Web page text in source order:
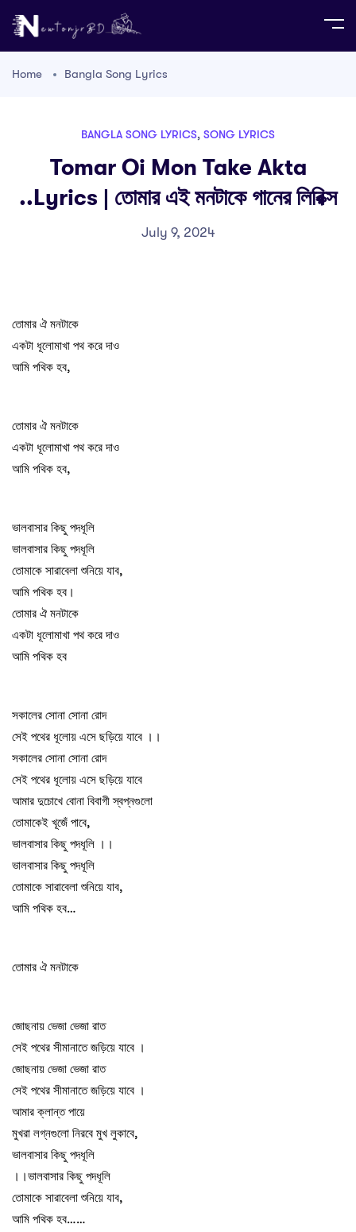
Home Bangla Song Lyrics
BANGLA SONG LYRICS, SONG LYRICS
Tomar Oi Mon Take Akta
..lyrics | তোমার এই মনটাকে গানের লিরিক্স
July 9, 2024
তোমার ঐ মনটাকে
একটা ধূলোমাখা পথ করে দাও
আমি পথিক হব,
তোমার ঐ মনটাকে
একটা ধূলোমাখা পথ করে দাও
আমি পথিক হব,
ভালবাসার কিছু পদধূলি
ভালবাসার কিছু পদধূলি
তোমাকে সারাবেলা শুনিয়ে যাব,
আমি পথিক হব।
তোমার ঐ মনটাকে
একটা ধূলোমাখা পথ করে দাও
আমি পথিক হব
সকালের সোনা সোনা রোদ
সেই পথের ধূলোয় এসে ছড়িয়ে যাবে ।।
সকালের সোনা সোনা রোদ
সেই পথের ধূলোয় এসে ছড়িয়ে যাবে
আমার দুচোখে বোনা বিবাগী স্বপ্নগুলো
তোমাকেই খূজেঁ পাবে,
ভালবাসার কিছু পদধূলি ।।
ভালবাসার কিছু পদধূলি
তোমাকে সারাবেলা শুনিয়ে যাব,
আমি পথিক হব…
তোমার ঐ মনটাকে
জোছনায় ভেজা ভেজা রাত
সেই পথের সীমানাতে জড়িয়ে যাবে ।
জোছনায় ভেজা ভেজা রাত
সেই পথের সীমানাতে জড়িয়ে যাবে ।
আমার ক্লান্ত পায়ে
মুখরা লগ্নগুলো নিরবে মুখ লুকাবে,
ভালবাসার কিছু পদধূলি
।।ভালবাসার কিছু পদধূলি
তোমাকে সারাবেলা শুনিয়ে যাব,
আমি পথিক হব……